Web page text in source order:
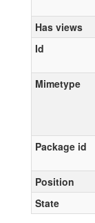
Has views
Id
Mimetype
Package id
Position
State